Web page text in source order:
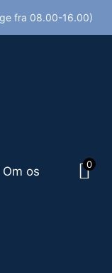
fra 08.00-16.00)
Om os 0